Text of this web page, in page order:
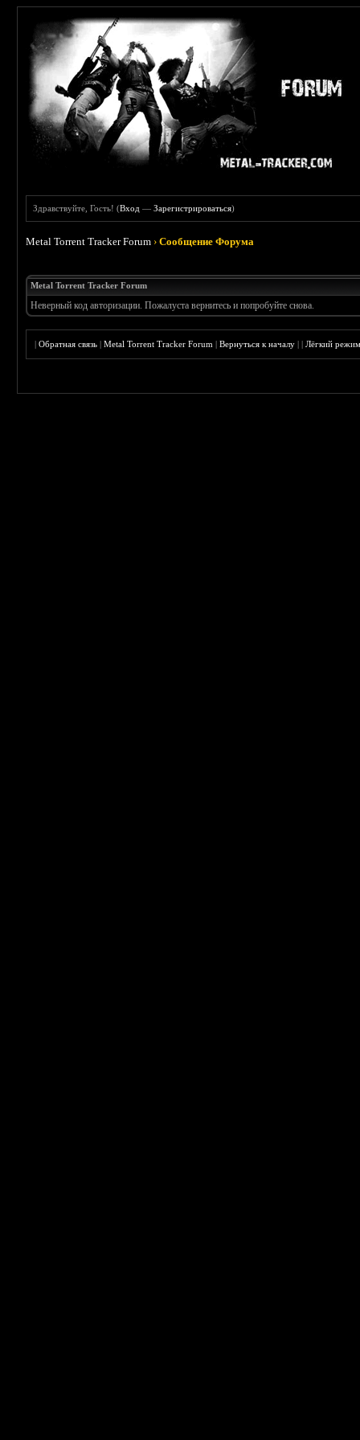
Здравствуйте, Гость! (Вход —Зарегистрироваться)
Metal Torrent Tracker Forum ›Сообщение Форума
Metal Torrent Tracker Forum
Неверный код авторизации. Пожалуста вернитесь и попробуйте снова.
|Обратная связь |Metal Torrent Tracker Forum |Вернуться к началу ||Лёгкий